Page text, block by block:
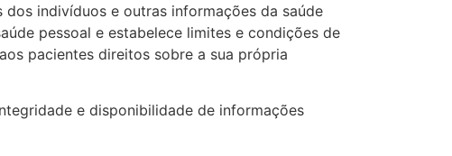
indivíduos e outras informações da saúde
pessoal e estabelece limites e condições de
pacientes direitos sobre a sua própria
e disponibilidade de informações